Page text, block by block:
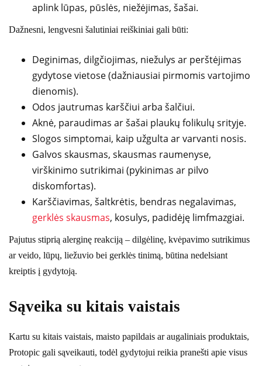
aplink lūpas, pūslės, niežėjimas, šašai.
Dažnesni, lengvesni šalutiniai reiškiniai gali būti:
Deginimas, dilgčiojimas, niežulys ar perštėjimas
gydytose vietose (dažniausiai pirmomis vartojimo
dienomis).
Odos jautrumas karščiui arba šalčiui.
Aknė, paraudimas ar šašai plaukų folikulų srityje.
Slogos simptomai, kaip užgulta ar varvanti nosis.
Galvos skausmas, skausmas raumenyse,
virškinimo sutrikimai (pykinimas ar pilvo
diskomfortas).
Karščiavimas, šaltkrėtis, bendras negalavimas,
gerklės skausmas, kosulys, padidėję limfmazgiai.
Pajutus stiprią alerginę reakciją – dilgėlinę, kvėpavimo sutrikimus
ar veido, lūpų, liežuvio bei gerklės tinimą, būtina nedelsiant
kreiptis į gydytoją.
Sąveika su kitais vaistais
Kartu su kitais vaistais, maisto papildais ar augaliniais produktais,
Protopic gali sąveikauti, todėl gydytojui reikia pranešti apie visus